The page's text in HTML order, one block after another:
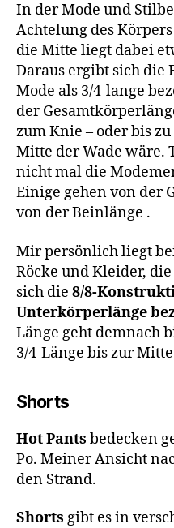
In der Mode und
Achtelung des
die Mitte liegt dabei
Daraus ergibt sich die
Mode als 3/4-lange
der
zum Knie – oder bis
Mitte der Wade wäre.
nicht mal die
Einige gehen von der
von der Beinlänge .
Mir persönlich liegt
Röcke und Kleider,
sich die 8/8-
Unterkörperlänge
Länge geht demnach
3/4-Länge bis zur
Shorts
Hot Pants bedecken
Po. Meiner Ansicht
den Strand.
Shorts gibt es in